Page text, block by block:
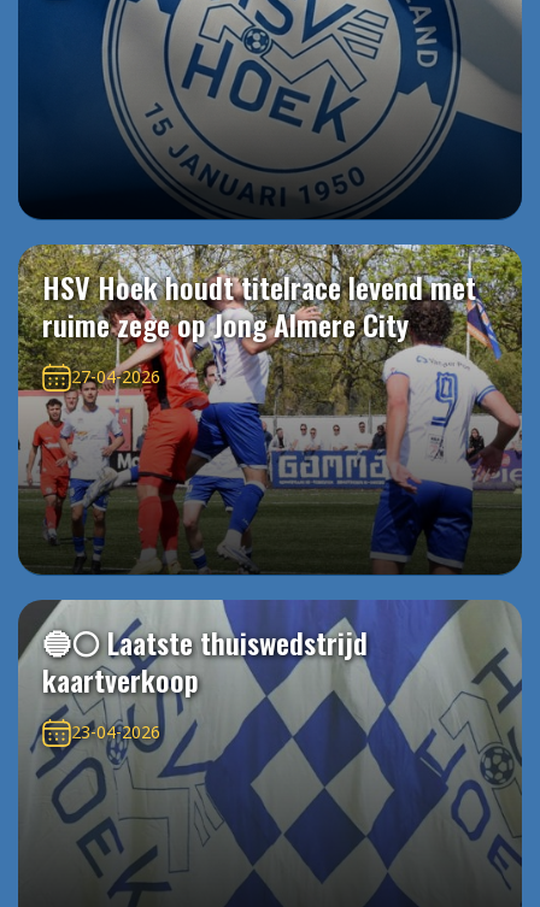
HSV Hoek houdt titelrace levend met
ruime zege op Jong Almere City
27-04-2026
🔵⚪️ Laatste thuiswedstrijd
kaartverkoop
23-04-2026